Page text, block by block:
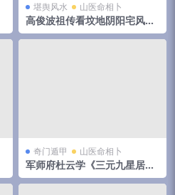
堪舆风水 山医命相卜
高俊波祖传看坟地阴阳宅风水
下罗经秘法
奇门遁甲 山医命相卜
军师府杜云学《三元九星居家
环境布局高级》视频9集 移动
网盘下载